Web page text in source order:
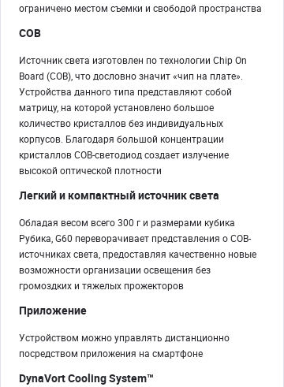
ограничено местом съемки и свободой пространства
COB
Источник света изготовлен по технологии Chip On
Board (COB), что дословно значит «чип на плате».
Устройства данного типа представляют собой
матрицу, на которой установлено большое
количество кристаллов без индивидуальных
корпусов. Благодаря большой концентрации
кристаллов COB-светодиод создает излучение
высокой оптической плотности
Легкий и компактный источник света
Обладая весом всего 300 г и размерами кубика
Рубика, G60 переворачивает представления о COB-
источниках света, предоставляя качественно новые
возможности организации освещения без
громоздких и тяжелых прожекторов
Приложение
Устройством можно управлять дистанционно
посредством приложения на смартфоне
DynaVort Cooling System™